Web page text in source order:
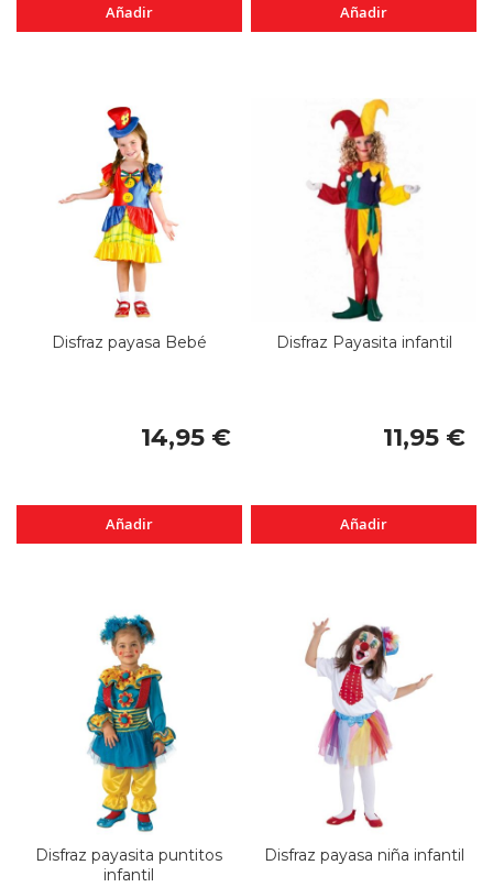
Añadir Añadir
Disfraz payasa Bebé
14,95 €
Añadir
Disfraz Payasita infantil
11,95 €
Añadir
Disfraz payasita puntitos
infantil
Disfraz payasa niña infantil